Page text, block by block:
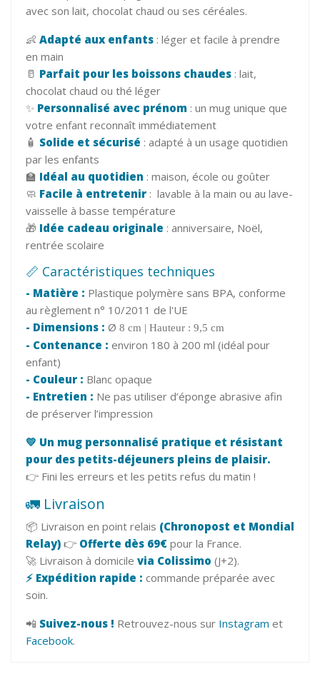
avec son lait, chocolat chaud ou ses céréales.
👶 Adapté aux enfants : léger et facile à prendre
en main
🥛 Parfait pour les boissons chaudes : lait,
chocolat chaud ou thé léger
✨ Personnalisé avec prénom : un mug unique que
votre enfant reconnaît immédiatement
🧴 Solide et sécurisé : adapté à un usage quotidien
par les enfants
🏫 Idéal au quotidien : maison, école ou goûter
🧼 Facile à entretenir : lavable à la main ou au lave-
vaisselle à basse température
🎁 Idée cadeau originale : anniversaire, Noël,
rentrée scolaire
📏 Caractéristiques techniques
- Matière : Plastique polymère sans BPA, conforme
au règlement n° 10/2011 de l'UE
- Dimensions : Ø 8 cm | Hauteur : 9,5 cm
- Contenance : environ 180 à 200 ml (idéal pour
enfant)
- Couleur : Blanc opaque
- Entretien : Ne pas utiliser d’éponge abrasive afin
de préserver l’impression
💛 Un mug personnalisé pratique et résistant
pour des petits-déjeuners pleins de plaisir.
👉 Fini les erreurs et les petits refus du matin !
🚛 Livraison
📦 Livraison en point relais (Chronopost et Mondial
Relay) 👉 Offerte dès 69€ pour la France.
🚀 Livraison à domicile via Colissimo (J+2).
⚡ Expédition rapide : commande préparée avec
soin.
📲 Suivez-nous ! Retrouvez-nous sur Instagram et
Facebook.